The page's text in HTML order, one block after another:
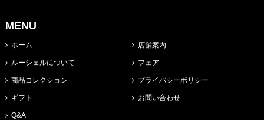
MENU
ホーム
ルーシェルについて
商品コレクション
ギフト
Q&A
店舗案内
フェア
プライバシーポリシー
お問い合わせ